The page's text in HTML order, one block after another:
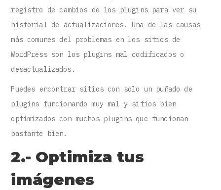
registro de cambios de los plugins para ver su
historial de actualizaciones. Una de las causas
más comunes del problemas en los sitios de
WordPress son los plugins mal codificados o
desactualizados.
Puedes encontrar sitios con solo un puñado de
plugins funcionando muy mal y sitios bien
optimizados con muchos plugins que funcionan
bastante bien.
2.- Optimiza tus
imágenes